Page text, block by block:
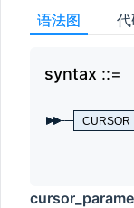
语法图
syntax
CURSOR